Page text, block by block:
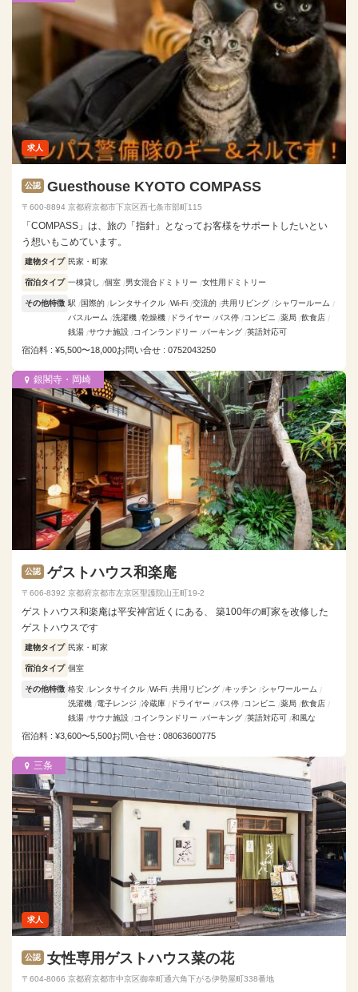
公認 Guesthouse KYOTO COMPASS
〒600-8894 京都府京都市下京区西七条市部町115
「COMPASS」は、旅の「指針」となってお客様をサポートしたいとい
う想いもこめています。
建物タイプ 民家・町家
宿泊タイプ 一棟貸し 個室 男女混合ドミトリー 女性用ドミトリー
その他特徴 駅 国際的 レンタサイクル Wi-Fi 交流的 共用リビング
シャワールーム
バスルーム
洗濯機 乾燥機 ドライヤー バス停 コンビニ 薬局 飲食店
銭湯 サウナ施設 コインランドリー パーキング 英語対応可
宿泊料 : ¥5,500〜18,000お問い合せ : 0752043250
求人
公認 ゲストハウス和楽庵
〒606-8392 京都府京都市左京区聖護院山王町19-2
銀閣寺・岡崎
ゲストハウス和楽庵は平安神宮近くにある、 築100年の町家を改修した
ゲストハウスです
建物タイプ 民家・町家
宿泊タイプ 個室
その他特徴 格安 レンタサイクル Wi-Fi 共用リビング キッチン
シャワールーム
洗濯機
電子レンジ 冷蔵庫 ドライヤー バス停 コンビニ 薬局 飲食店
銭湯 サウナ施設 コインランドリー パーキング 英語対応可 和風な
宿泊料 : ¥3,600〜5,500お問い合せ : 08063600775
公認 女性専用ゲストハウス菜の花
〒604-8066 京都府京都市中京区御幸町通六角下がる伊勢屋町338番地
三条
求人